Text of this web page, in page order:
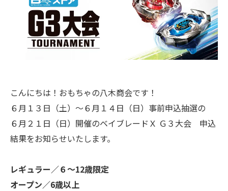
こんにちは！おもちゃの八木商会です！
６月１３日（土）〜６月１４日（日）事前申込抽選の
６月２１日（日）開催のベイブレードＸ Ｇ３大会 申込
結果をお知らせいたします。
レギュラー／６〜12歳限定
オープン／6歳以上